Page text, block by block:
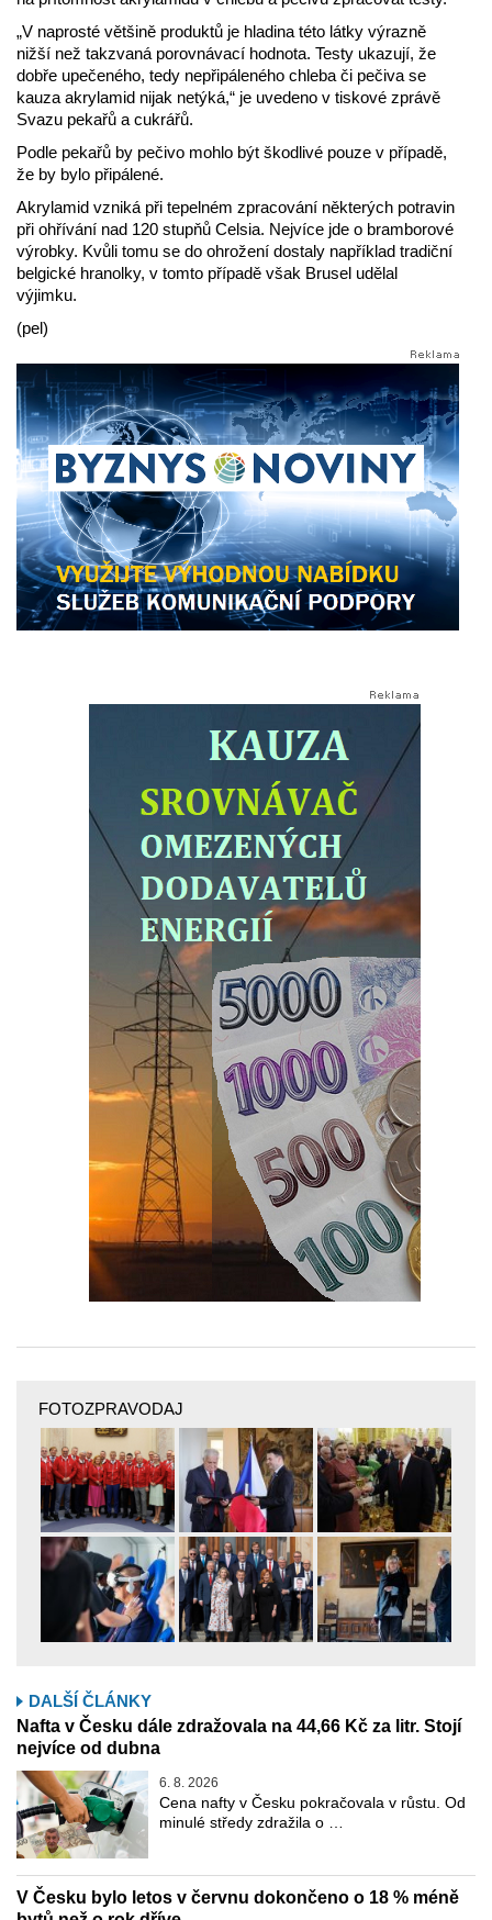
„V naprosté většině produktů je hladina této látky výrazně
nižší než takzvaná porovnávací hodnota. Testy ukazují, že
dobře upečeného, tedy nepřipáleného chleba či pečiva se
kauza akrylamid nijak netýká,“ je uvedeno v tiskové zprávě
Svazu pekařů a cukrářů.
Podle pekařů by pečivo mohlo být škodlivé pouze v případě,
že by bylo připálené.
Akrylamid vzniká při tepelném zpracování některých potravin
při ohřívání nad 120 stupňů Celsia. Nejvíce jde o bramborové
výrobky. Kvůli tomu se do ohrožení dostaly například tradiční
belgické hranolky, v tomto případě však Brusel udělal
výjimku.
(pel)
FOTOZPRAVODAJ
DALŠÍ ČLÁNKY
Nafta v Česku dále zdražovala na 44,66 Kč za litr. Stojí
nejvíce od dubna
6. 8. 2026
Cena nafty v Česku pokračovala v růstu. Od
minulé středy zdražila o …
V Česku bylo letos v červnu dokončeno o 18 % méně